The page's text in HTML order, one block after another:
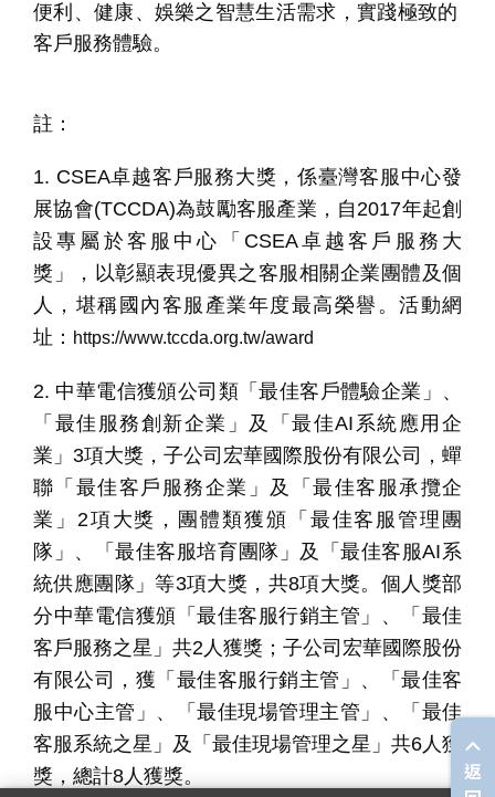
便利、健康、娛樂之智慧生活需求，實踐極致的
客戶服務體驗。
註：
1. CSEA卓越客戶服務大獎，係臺灣客服中心發
展協會(TCCDA)為鼓勵客服產業，自 2017年起創
設專屬於客服中心「 CSEA卓越客戶服務大
獎」，以彰顯表現優異之客服相關企業團體及個
人，堪稱國內客服產業年度最高榮譽。活動網
址： https://www.tccda.org.tw/award
2. 中華電信獲頒公司類「最佳客戶體驗企業」、
「最佳服務創新企業」及「最佳AI 系統應用企
業」 3項大獎，子公司宏華國際股份有限公司，蟬
聯「最佳客戶服務企業」及「最佳客服承攬企
業」 2項大獎，團體類獲頒「最佳客服管理團
隊」、「最佳客服培育團隊」及「最佳客服AI系
統供應團隊」等3項大獎，共8項大獎。個人獎部
分中華電信獲頒「最佳客服行銷主管」、「最佳
客戶服務之星」共2人獲獎；子公司宏華國際股份
有限公司，獲「最佳客服行銷主管」、「最佳客
服中心主管」、「最佳現場管理主管」、「最佳
客服系統之星」及「最佳現場管理之星」共6人獲
獎，總計8人獲獎。
返